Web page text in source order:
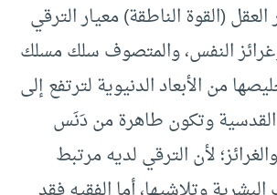
(القوة الناطقة) معيار الترقي
النفس، والمتصوف سلك مسلك
من الأبعاد الدنيوية لترتفع إلى
وتكون طاهرة من دَنَس
لأن الترقي لديه مرتبط